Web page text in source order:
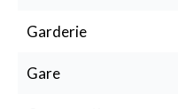
Garderie
Gare